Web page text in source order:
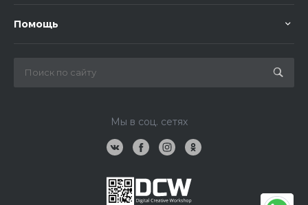
Помощь
Мы в соц. сетях